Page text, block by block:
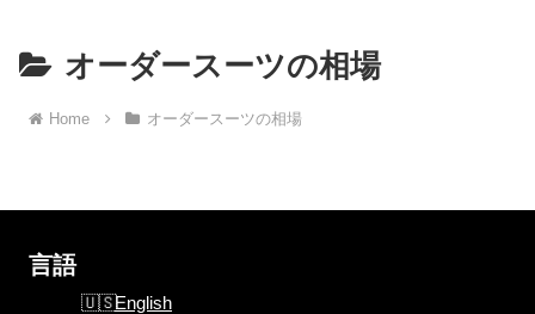
オーダースーツの相場
Home オーダースーツの相場
言語
English